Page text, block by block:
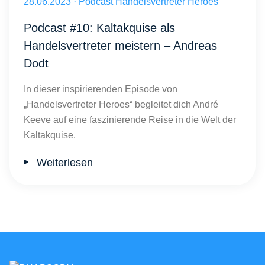
Podcast #10: Kaltakquise als
Handelsvertreter meistern – Andreas
Dodt
In dieser inspirierenden Episode von
„Handelsvertreter Heroes“ begleitet dich André
Keeve auf eine faszinierende Reise in die Welt der
Kaltakquise.
Weiterlesen